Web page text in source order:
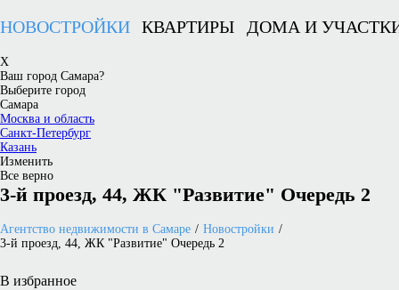
НОВОСТРОЙКИ КВАРТИРЫ ДОМА И
X
Ваш город Самара?
Выберите город
Самара
Москва и область
Санкт-Петербург
Казань
Изменить
Все верно
3-й проезд, 44, ЖК "Развитие" Очередь 2
Агентство недвижимости в Самаре
Новостройки
3-й проезд, 44, ЖК "Развитие" Очередь 2
В избранное